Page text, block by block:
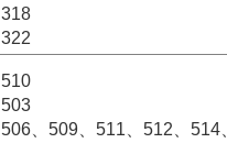
318
322
510
503
506、509、511、512、514